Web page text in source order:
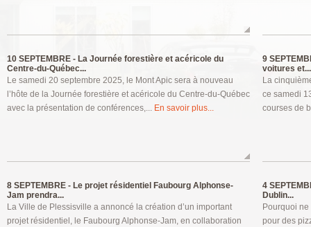
10 SEPTEMBRE - La Journée forestière et acéricole du
Centre-du-Québec...
Le samedi 20 septembre 2025, le Mont Apic sera à nouveau
l’hôte de la Journée forestière et acéricole du Centre-du-Québec
avec la présentation de conférences,... En savoir plus...
9
voitures et...
La
ce samedi
courses de
8 SEPTEMBRE - Le projet résidentiel Faubourg Alphonse-
Jam prendra...
La Ville de Plessisville a annoncé la création d’un important
projet résidentiel, le Faubourg Alphonse-Jam, en collaboration
4
Dublin...
Pourquoi
pour des